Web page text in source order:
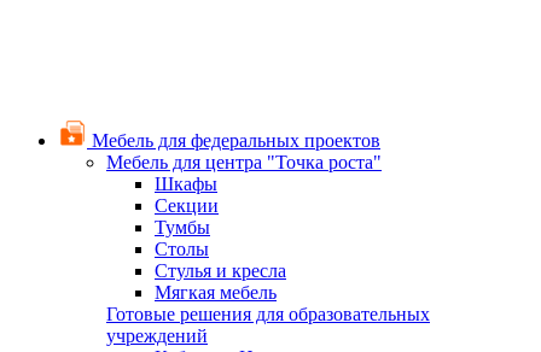
Мебель для федеральных проектов
Мебель для центра "Точка роста"
Шкафы
Секции
Тумбы
Столы
Стулья и кресла
Мягкая мебель
Готовые решения для образовательных
учреждений